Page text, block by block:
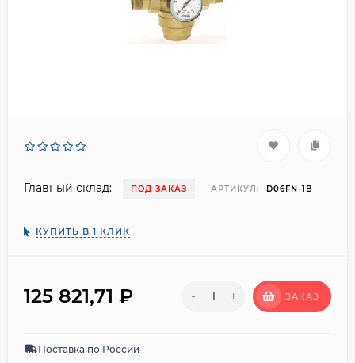
Главный склад: ПОД ЗАКАЗ АРТИКУЛ: D06FN-1B
КУПИТЬ В 1 КЛИК
125 821,71 ₽ - + ЗАКАЗ
Поставка по России